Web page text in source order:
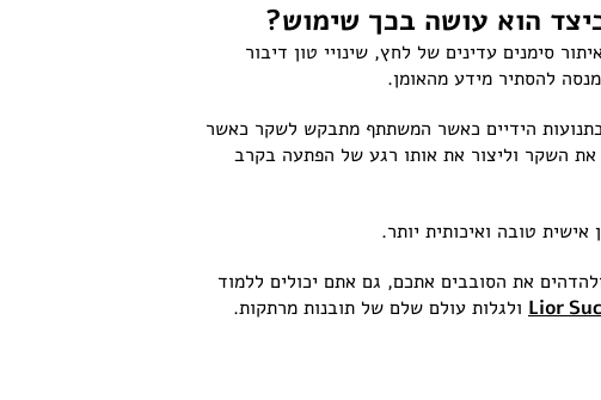
הוא עושה בכך שימוש?
סימנים עדינים של לחץ, שינויי טון דיבור
להסתיר מידע מהאומן.
בתנועות הידיים כאשר המשתתף מתבקש לשקר כאשר
את השקר וליצור את אותו רגע של הפתעה בקרב
טובה ואיכותית יותר.
את הסובבים אתכם, גם אתם יכולים ללמוד
Lior ולגלות עולם שלם של תובנות מרתקות.